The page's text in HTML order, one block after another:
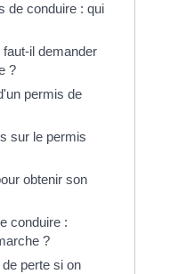
de conduire : qui
il demander
?
permis de
sur le permis
obtenir son
conduire :
?
perte si on